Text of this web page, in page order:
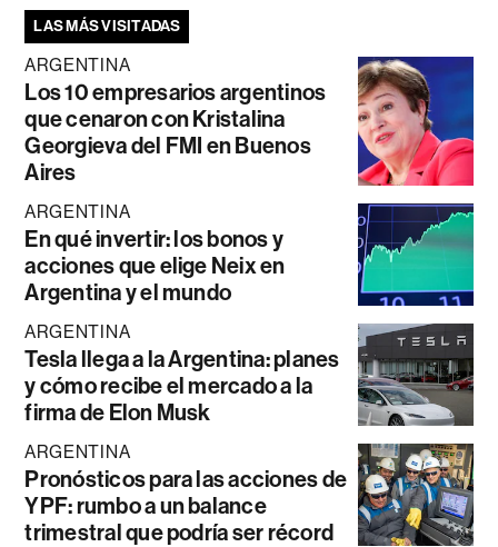
LAS MÁS VISITADAS
ARGENTINA
Los 10 empresarios argentinos
que cenaron con Kristalina
Georgieva del FMI en Buenos
Aires
ARGENTINA
En qué invertir: los bonos y
acciones que elige Neix en
Argentina y el mundo
ARGENTINA
Tesla llega a la Argentina: planes
y cómo recibe el mercado a la
firma de Elon Musk
ARGENTINA
Pronósticos para las acciones de
YPF: rumbo a un balance
trimestral que podría ser récord